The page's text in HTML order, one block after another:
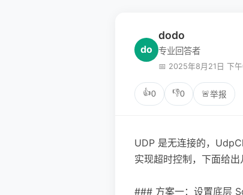
do
dodo
专业回答者
📅 2025年8月21日 下
👍0 👎0 🚨举报
UDP 是无连接的，
实现超时控制，下面给出
### 方案一：设置底层